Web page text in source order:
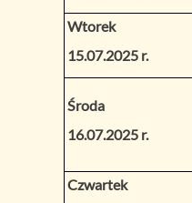
Wtorek
15.07.2025 r.
Środa
16.07.2025 r.
Czwartek